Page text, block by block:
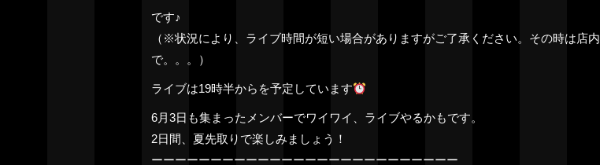
です♪
（※状況により、ライブ時間が短い場合がありますがご了承ください。その時は店内
で。。。）
ライブは19時半からを予定しています
6月3日も集まったメンバーでワイワイ、ライブやるかもです。
2日間、夏先取りで楽しみましょう！
ーーーーーーーーーーーーーーーーーーーーーーーーーー